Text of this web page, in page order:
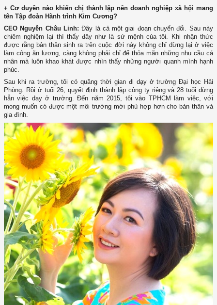
+ Cơ duyên nào khiến chị thành lập nên doanh nghiệp xã hội mang
tên Tập đoàn Hành trình Kim Cương?
CEO Nguyễn Châu Linh:Đây là cả một giai đoạn chuyển đổi. Sau này
chiêm nghiệm lại thì thấy đây như là sứ mệnh của tôi. Khi nhận thức
được rằng bản thân sinh ra trên cuộc đời này không chỉ dừng lại ở việc
làm công ăn lương, càng không phải chỉ để thỏa mãn những nhu cầu cá
nhân mà luôn khao khát được nhìn thấy những người quanh mình hạnh
phúc.
Sau khi ra trường, tôi có quãng thời gian đi dạy ở trường Đại học Hải
Phòng. Rồi ở tuổi 26, quyết định thành lập công ty riêng và 28 tuổi dừng
hẳn việc dạy ở trường. Đến năm 2015, tôi vào TPHCM làm việc, với
mong muốn có được một môi trường mới phù hợp hơn cho bản thân và
gia đình.